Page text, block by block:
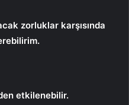
zorluklar karşısında
etkilenebilir.